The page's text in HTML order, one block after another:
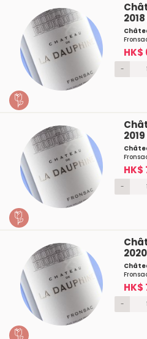
HK$
-
HK$
-
HK$
-